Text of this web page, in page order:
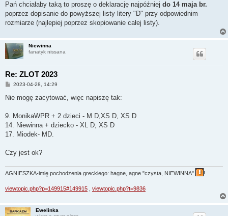
Pań chciałaby taką to proszę o deklarację najpóźniej do 14 maja br.
poprzez dopisanie do powyższej listy litery "D" przy odpowiednim
rozmiarze (najlepiej poprzez skopiowanie całej listy).
Niewinna
fanatyk nissana
Re: ZLOT 2023
P
s
2023-04-28, 14:29
Nie mogę zacytować, więc napiszę tak:
9. MonikaWPR + 2 dzieci - M D,XS D, XS D
14. Niewinna + dziecko - XL D, XS D
17. Miodek- MD.
Czy jest ok?
AGNIESZKA-imię pochodzenia greckiego: hagne, agne "czysta, NIEWINNA" !
viewtopic.php?p=149915#149915 viewtopic.php?t=9836
Ewelinka